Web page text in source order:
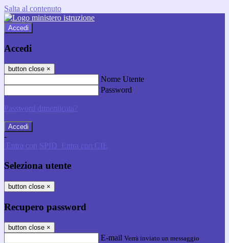
Salta al contenuto
Accedi
Accedi
button close ×
Nome Utente
Password
Password dimenticata?
-
Entra con SPID Entra con CIE
Seleziona utente
button close ×
Recupero password
button close ×
E-mail Verrà inviato un messaggio